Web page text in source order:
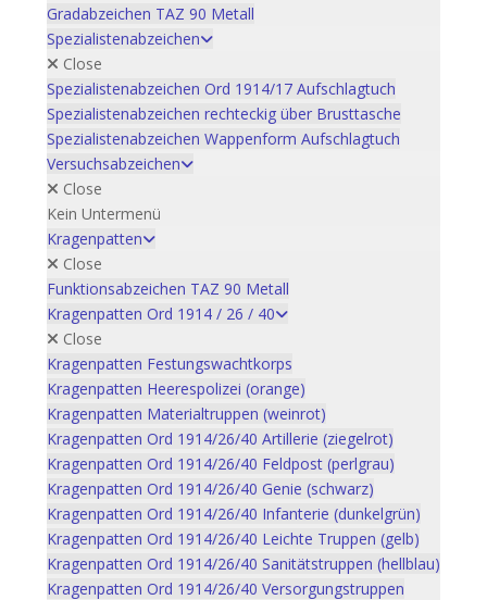
Gradabzeichen TAZ 90 Metall
Spezialistenabzeichen
Close
Spezialistenabzeichen Ord 1914/17 Aufschlagtuch
Spezialistenabzeichen rechteckig über Brusttasche
Spezialistenabzeichen Wappenform Aufschlagtuch
Versuchsabzeichen
Close
Kein Untermenü
Kragenpatten
Close
Funktionsabzeichen TAZ 90 Metall
Kragenpatten Ord 1914 / 26 / 40
Close
Kragenpatten Festungswachtkorps
Kragenpatten Heerespolizei (orange)
Kragenpatten Materialtruppen (weinrot)
Kragenpatten Ord 1914/26/40 Artillerie (ziegelrot)
Kragenpatten Ord 1914/26/40 Feldpost (perlgrau)
Kragenpatten Ord 1914/26/40 Genie (schwarz)
Kragenpatten Ord 1914/26/40 Infanterie (dunkelgrün)
Kragenpatten Ord 1914/26/40 Leichte Truppen (gelb)
Kragenpatten Ord 1914/26/40 Sanitätstruppen (hellblau)
Kragenpatten Ord 1914/26/40 Versorgungstruppen